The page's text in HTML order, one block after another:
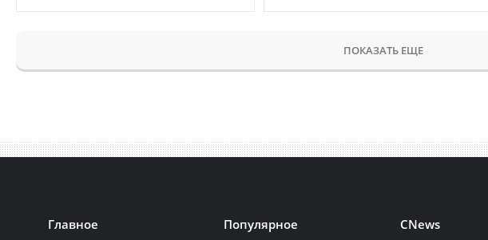
ПОКАЗАТЬ ЕЩЕ
Главное Популярное CNews